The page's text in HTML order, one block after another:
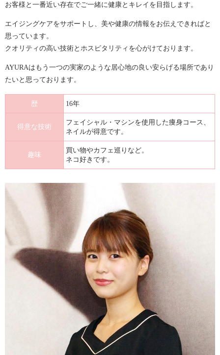
お客様と一番近い存在でご一緒に健康とキレイを目指します。
エイジングケアをサポートし、美や健康の情報をお伝えできればと
思っています。
クオリティの高い技術とホスピタリティを心がけております。
AYURAはもう一つの実家のような居心地の良い安らげる場所であり
たいと思っております。
歴 16年
得意な技術
フェイシャル・マシンを使用した痩身コース、
ネイルが得意です。
趣味
買い物やカフェ巡りなど。
ネコ好きです。